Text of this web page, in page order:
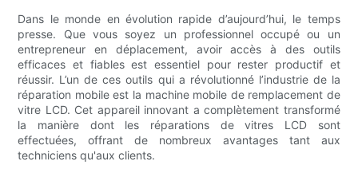
Dans le monde en évolution rapide d’aujourd’hui, le temps
presse. Que vous soyez un professionnel occupé ou un
entrepreneur en déplacement, avoir accès à des outils
efficaces et fiables est essentiel pour rester productif et
réussir. L’un de ces outils qui a révolutionné l’industrie de la
réparation mobile est la machine mobile de remplacement de
vitre LCD. Cet appareil innovant a complètement transformé
la manière dont les réparations de vitres LCD sont
effectuées, offrant de nombreux avantages tant aux
techniciens qu'aux clients.